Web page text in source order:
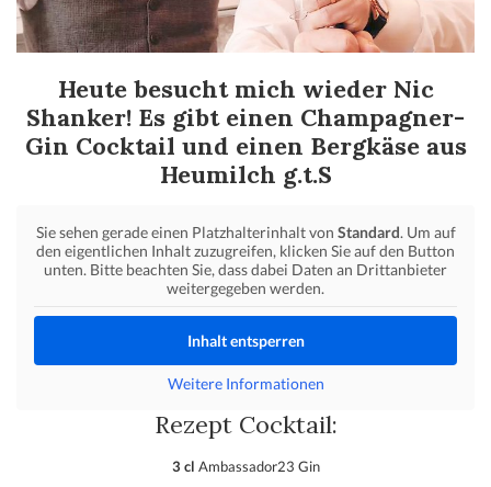
Heute besucht mich wieder Nic
Shanker! Es gibt einen Champagner-
Gin Cocktail und einen Bergkäse aus
Heumilch g.t.S
Sie sehen gerade einen Platzhalterinhalt von Standard. Um auf
den eigentlichen Inhalt zuzugreifen, klicken Sie auf den Button
unten. Bitte beachten Sie, dass dabei Daten an Drittanbieter
weitergegeben werden.
Inhalt entsperren
Weitere Informationen
Rezept Cocktail:
3 cl Ambassador23 Gin